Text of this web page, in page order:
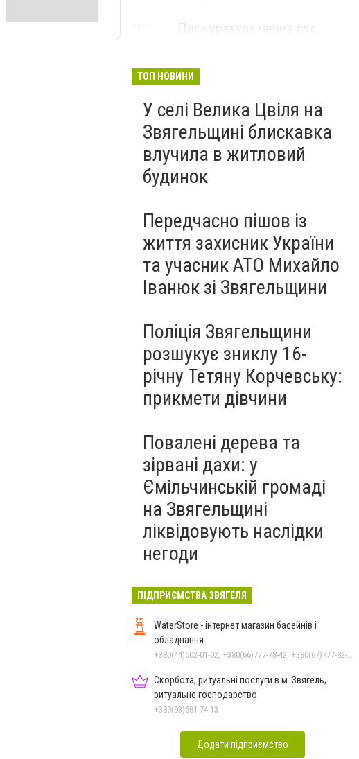
Прокуратура через суд
ТОП НОВИНИ
У селі Велика Цвіля на
Звягельщині блискавка
влучила в житловий
будинок
Передчасно пішов із
життя захисник України
та учасник АТО Михайло
Іванюк зі Звягельщини
Поліція Звягельщини
розшукує зниклу 16-
річну Тетяну Корчевську:
прикмети дівчини
Повалені дерева та
зірвані дахи: у
Ємільчинській громаді
на Звягельщині
ліквідовують наслідки
негоди
ПІДПРИЄМСТВА ЗВЯГЕЛЯ
WaterStore - інтернет магазин басейнів і
обладнання
+380(44)502-01-02, +380(66)777-78-42, +380(67)777-82-19, +380(67)890-80-80, +380(73)890-80-80, +380(44)502-01-03
Скорбота, ритуальні послуги в м. Звягель,
ритуальне господарство
+380(93)681-74-13
Додати підприємство